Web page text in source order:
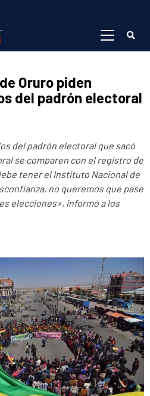
Oruro piden
del padrón electoral
del padrón electoral que sacó
se comparen con el registro de
tener el Instituto Nacional de
no queremos que pase
elecciones», informó a los